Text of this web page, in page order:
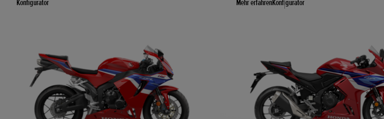
Konfigurator
Mehr erfahrenKonfigurator